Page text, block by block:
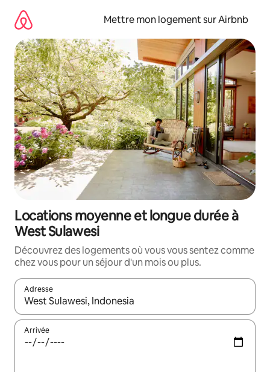
directement
contenu
Mettre mon logement sur Airbnb
Locations moyenne et longue durée à
West Sulawesi
Découvrez des logements où vous vous sentez comme
chez vous pour un séjour d'un mois ou plus.
Adresse
Lorsque les résultats s'affichent, utilisez les flèches vers le
Arrivée